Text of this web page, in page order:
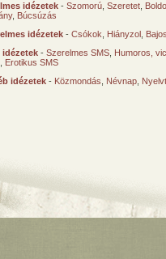
idézetek - Szomorú Szeretet
, Búcsúzás
idézetek - Csókok Hiányzol
idézetek - Szerelmes SMS Humoros,
Erotikus SMS
idézetek - Közmondás Névnap